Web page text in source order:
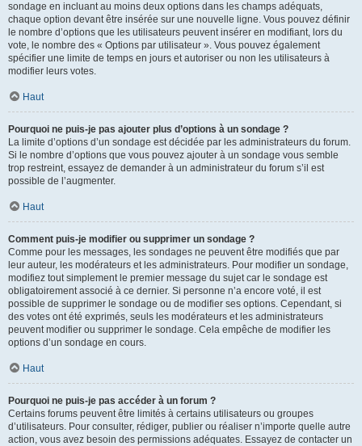
sondage en incluant au moins deux options dans les champs adéquats,
chaque option devant être insérée sur une nouvelle ligne. Vous pouvez définir
le nombre d’options que les utilisateurs peuvent insérer en modifiant, lors du
vote, le nombre des « Options par utilisateur ». Vous pouvez également
spécifier une limite de temps en jours et autoriser ou non les utilisateurs à
modifier leurs votes.
Haut
Pourquoi ne puis-je pas ajouter plus d’options à un sondage ?
La limite d’options d’un sondage est décidée par les administrateurs du forum.
Si le nombre d’options que vous pouvez ajouter à un sondage vous semble
trop restreint, essayez de demander à un administrateur du forum s’il est
possible de l’augmenter.
Haut
Comment puis-je modifier ou supprimer un sondage ?
Comme pour les messages, les sondages ne peuvent être modifiés que par
leur auteur, les modérateurs et les administrateurs. Pour modifier un sondage,
modifiez tout simplement le premier message du sujet car le sondage est
obligatoirement associé à ce dernier. Si personne n’a encore voté, il est
possible de supprimer le sondage ou de modifier ses options. Cependant, si
des votes ont été exprimés, seuls les modérateurs et les administrateurs
peuvent modifier ou supprimer le sondage. Cela empêche de modifier les
options d’un sondage en cours.
Haut
Pourquoi ne puis-je pas accéder à un forum ?
Certains forums peuvent être limités à certains utilisateurs ou groupes
d’utilisateurs. Pour consulter, rédiger, publier ou réaliser n’importe quelle autre
action, vous avez besoin des permissions adéquates. Essayez de contacter un